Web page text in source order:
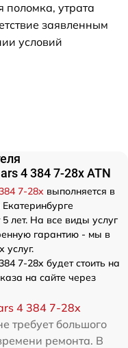
утрата
заявленным
условий
4 384 7-28x ATN
7-28x выполняется в
лет. На все виды услуг
гарантию - мы в
услуг.
7-28x будет стоить на
на сайте через
4 384 7-28x
требует большого
ремонта. В